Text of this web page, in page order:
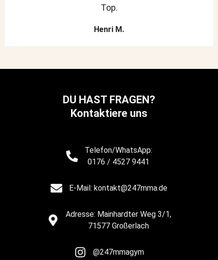
Top.
Henri M.
DU HAST FRAGEN?
Kontaktiere uns
Telefon/WhatsApp:
0176 / 4527 9441
E-Mail: kontakt@247mma.de
Adresse: Mainhardter Weg 3/1,
71577 Großerlach
@247mmagym